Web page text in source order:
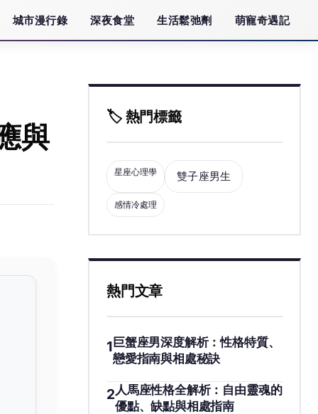
城市漫行錄 深夜食堂 生活鬆弛劑 萌寵奇遇記
與
🏷️ 熱門標籤
星座心理學 雙子座男生
感情冷處理
熱門文章
1巨蟹座男深度解析：性格特質、
戀愛指南與相處秘訣
2 人馬座性格全解析：自由靈魂的
優點、缺點與相處指南